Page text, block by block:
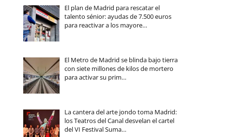
El plan de Madrid para rescatar el
talento sénior: ayudas de 7.500 euros
para reactivar a los mayore…
El Metro de Madrid se blinda bajo tierra
con siete millones de kilos de mortero
para activar su prim…
La cantera del arte jondo toma Madrid:
los Teatros del Canal desvelan el cartel
del VI Festival Suma…